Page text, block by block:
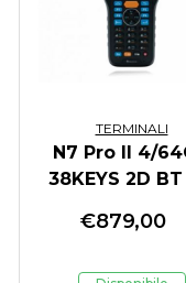
TERMINALI
N7 Pro II 4/
38KEYS 2D
€879,00